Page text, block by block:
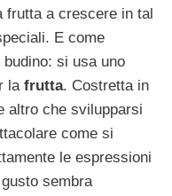
frutta a crescere in tal
E come
si usa uno
lafrutta. Costretta in
altro che svilupparsi
come si
le espressioni
sembra